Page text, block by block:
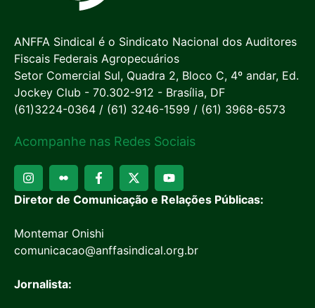
ANFFA Sindical é o Sindicato Nacional dos Auditores
Fiscais Federais Agropecuários
Setor Comercial Sul, Quadra 2, Bloco C, 4º andar, Ed.
Jockey Club - 70.302-912 - Brasília, DF
(61)3224-0364 / (61) 3246-1599 / (61) 3968-6573
Acompanhe nas Redes Sociais
Diretor de Comunicação e Relações Públicas:
Montemar Onishi
comunicacao@anffasindical.org.br
Jornalista: